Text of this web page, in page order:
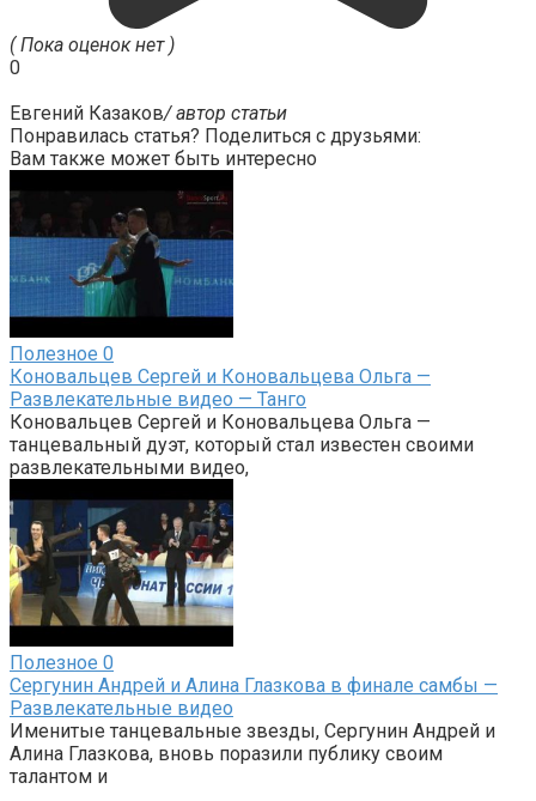
( Пока оценок нет )
0
Евгений Казаков/ автор статьи
Понравилась статья? Поделиться с друзьями:
Вам также может быть интересно
Полезное 0
Коновальцев Сергей и Коновальцева Ольга —
Развлекательные видео — Танго
Коновальцев Сергей и Коновальцева Ольга —
танцевальный дуэт, который стал известен своими
развлекательными видео,
Полезное 0
Сергунин Андрей и Алина Глазкова в финале самбы —
Развлекательные видео
Именитые танцевальные звезды, Сергунин Андрей и
Алина Глазкова, вновь поразили публику своим
талантом и